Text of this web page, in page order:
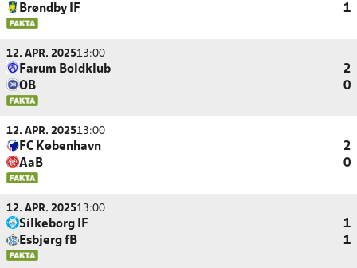
Brøndby IF
1
12. APR. 202513:00
Farum Boldklub
2
OB
0
12. APR. 202513:00
FC København
2
AaB
0
12. APR. 202513:00
Silkeborg IF
1
Esbjerg fB
1